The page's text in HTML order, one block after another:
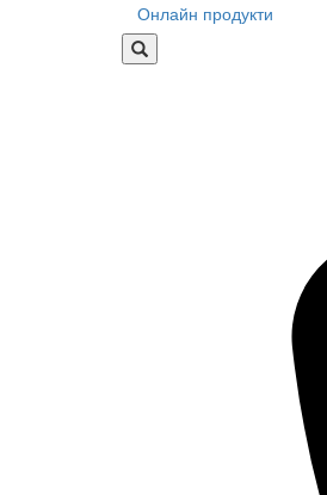
Онлайн продукти